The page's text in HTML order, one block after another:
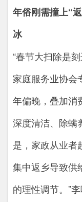
年俗刚需撞上“
冰
“春节大扫除是
家庭服务业协会
年偏晚，叠加消
深度清洁、除螨
是，家政从业者
集中返乡导致供
的理性调节。”